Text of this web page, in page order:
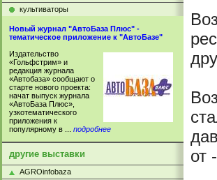
культиваторы
Новый журнал "АвтоБаза Плюс" -
тематическое приложение к "АвтоБазе"
Издательство
«Гольфстрим» и
редакция журнала
«Автобаза» сообщают о
старте нового проекта:
начат выпуск журнала
«АвтоБаза Плюс»,
узкотематического
приложения к
популярному в ... подробнее
другие выставки
AGROinfobaza
от